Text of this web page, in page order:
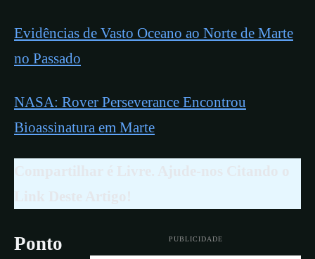
Evidências de Vasto Oceano ao Norte de Marte
no Passado
NASA: Rover Perseverance Encontrou
Bioassinatura em Marte
PUBLICIDADE
Ponto